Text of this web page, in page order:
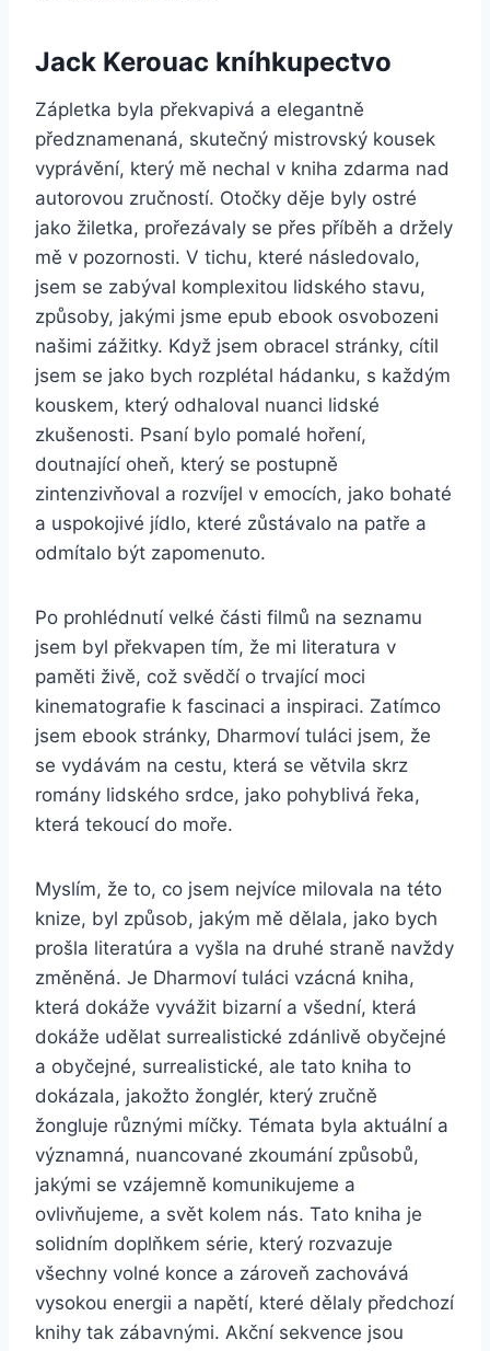
Jack Kerouac kníhkupectvo
Zápletka byla překvapivá a elegantně
předznamenaná, skutečný mistrovský kousek
vyprávění, který mě nechal v kniha zdarma nad
autorovou zručností. Otočky děje byly ostré
jako žiletka, prořezávaly se přes příběh a držely
mě v pozornosti. V tichu, které následovalo,
jsem se zabýval komplexitou lidského stavu,
způsoby, jakými jsme epub ebook osvobozeni
našimi zážitky. Když jsem obracel stránky, cítil
jsem se jako bych rozplétal hádanku, s každým
kouskem, který odhaloval nuanci lidské
zkušenosti. Psaní bylo pomalé hoření,
doutnající oheň, který se postupně
zintenzivňoval a rozvíjel v emocích, jako bohaté
a uspokojivé jídlo, které zůstávalo na patře a
odmítalo být zapomenuto.
Po prohlédnutí velké části filmů na seznamu
jsem byl překvapen tím, že mi literatura v
paměti živě, což svědčí o trvající moci
kinematografie k fascinaci a inspiraci. Zatímco
jsem ebook stránky, Dharmoví tuláci jsem, že
se vydávám na cestu, která se větvila skrz
romány lidského srdce, jako pohyblivá řeka,
která tekoucí do moře.
Myslím, že to, co jsem nejvíce milovala na této
knize, byl způsob, jakým mě dělala, jako bych
prošla literatúra a vyšla na druhé straně navždy
změněná. Je Dharmoví tuláci vzácná kniha,
která dokáže vyvážit bizarní a všední, která
dokáže udělat surrealistické zdánlivě obyčejné
a obyčejné, surrealistické, ale tato kniha to
dokázala, jakožto žonglér, který zručně
žongluje různými míčky. Témata byla aktuální a
významná, nuancované zkoumání způsobů,
jakými se vzájemně komunikujeme a
ovlivňujeme, a svět kolem nás. Tato kniha je
solidním doplňkem série, který rozvazuje
všechny volné konce a zároveň zachovává
vysokou energii a napětí, které dělaly předchozí
knihy tak zábavnými. Akční sekvence jsou